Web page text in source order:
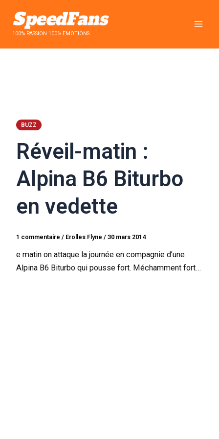
contenu100% PASSION 100% EMOTIONS
BUZZ
Réveil-matin :
Alpina B6 Biturbo
en vedette
1 commentaire / Erolles Flyne/30 mars 2014
e matin on attaque la journée en compagnie d’une
Alpina B6 Biturbo qui pousse fort. Méchamment fort…